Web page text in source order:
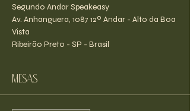
Segundo Andar Speakeasy
Av. Anhanguera, 1087 12º Andar - Alto da Boa
Vista
Ribeirão Preto - SP - Brasil
Mesas